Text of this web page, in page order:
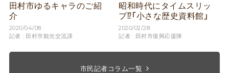
田村市ゆるキャラのご紹
介
2020/04/08
記者 : 田村市観光交流課
昭和時代にタイムスリッ
プ⁉「小さな歴史資料館」
2020/02/28
記者 : 田村市復興応援隊
市民記者コラム一覧